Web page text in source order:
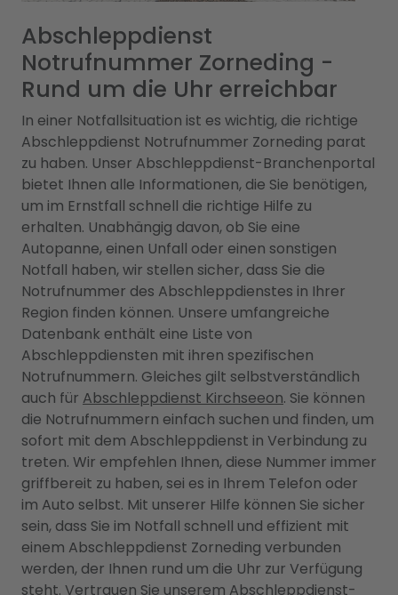
Abschleppdienst
Notrufnummer Zorneding -
Rund um die Uhr erreichbar
In einer Notfallsituation ist es wichtig, die richtige
Abschleppdienst Notrufnummer Zorneding parat
zu haben. Unser Abschleppdienst-Branchenportal
bietet Ihnen alle Informationen, die Sie benötigen,
um im Ernstfall schnell die richtige Hilfe zu
erhalten. Unabhängig davon, ob Sie eine
Autopanne, einen Unfall oder einen sonstigen
Notfall haben, wir stellen sicher, dass Sie die
Notrufnummer des Abschleppdienstes in Ihrer
Region finden können. Unsere umfangreiche
Datenbank enthält eine Liste von
Abschleppdiensten mit ihren spezifischen
Notrufnummern. Gleiches gilt selbstverständlich
auch für Abschleppdienst Kirchseeon. Sie können
die Notrufnummern einfach suchen und finden, um
sofort mit dem Abschleppdienst in Verbindung zu
treten. Wir empfehlen Ihnen, diese Nummer immer
griffbereit zu haben, sei es in Ihrem Telefon oder
im Auto selbst. Mit unserer Hilfe können Sie sicher
sein, dass Sie im Notfall schnell und effizient mit
einem Abschleppdienst Zorneding verbunden
werden, der Ihnen rund um die Uhr zur Verfügung
steht. Vertrauen Sie unserem Abschleppdienst-